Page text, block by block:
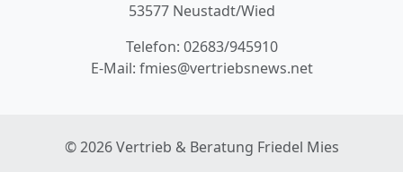
53577 Neustadt/Wied
Telefon: 02683/945910
E-Mail: fmies@vertriebsnews.net
© 2026 Vertrieb & Beratung Friedel Mies